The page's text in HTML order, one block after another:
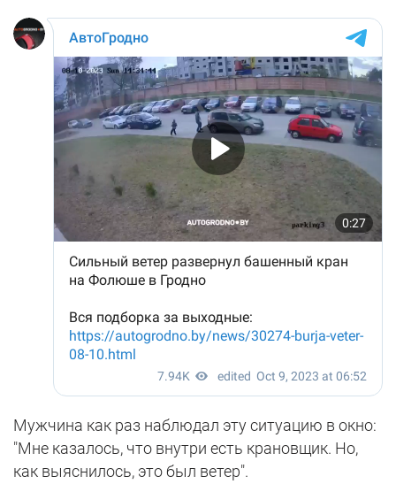
Мужчина как раз наблюдал эту ситуацию в окно:
"Мне казалось, что внутри есть крановщик. Но,
как выяснилось, это был ветер".